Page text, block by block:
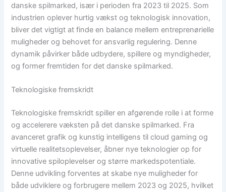
danske spilmarked, især i perioden fra 2023 til 2025. Som
industrien oplever hurtig vækst og teknologisk innovation,
bliver det vigtigt at finde en balance mellem entreprenørielle
muligheder og behovet for ansvarlig regulering. Denne
dynamik påvirker både udbydere, spillere og myndigheder,
og former fremtiden for det danske spilmarked.
Teknologiske fremskridt
Teknologiske fremskridt spiller en afgørende rolle i at forme
og accelerere væksten på det danske spilmarked. Fra
avanceret grafik og kunstig intelligens til cloud gaming og
virtuelle realitetsoplevelser, åbner nye teknologier op for
innovative spiloplevelser og større markedspotentiale.
Denne udvikling forventes at skabe nye muligheder for
både udviklere og forbrugere mellem 2023 og 2025, hvilket